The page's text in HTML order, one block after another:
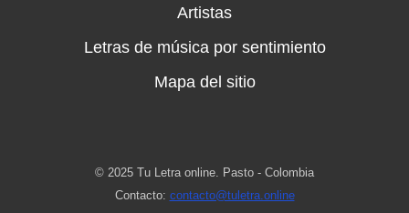
Artistas
Letras de música por sentimiento
Mapa del sitio
© 2025 Tu Letra online. Pasto - Colombia
Contacto: contacto@tuletra.online